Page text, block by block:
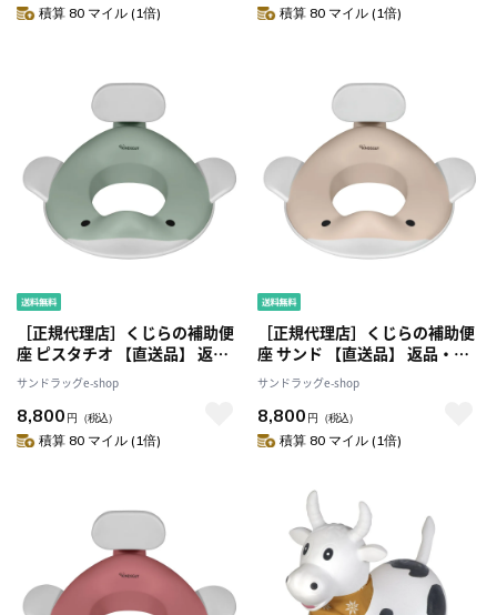
積算 80 マイル (1倍) 積算 80 マイル (1倍)
［正規代理店］くじらの補助便
座 ピスタチオ 【直送品】 返
品・キャンセル・他商品と同時
購入は不可
サンドラッグe-shop
8,800 円 （税込）
積算 80 マイル (1倍)
［正規代理店］くじらの補助便
座 サンド 【直送品】 返品・キ
ャンセル・他商品と同時購入は
不可
サンドラッグe-shop
8,800 円 （税込）
積算 80 マイル (1倍)